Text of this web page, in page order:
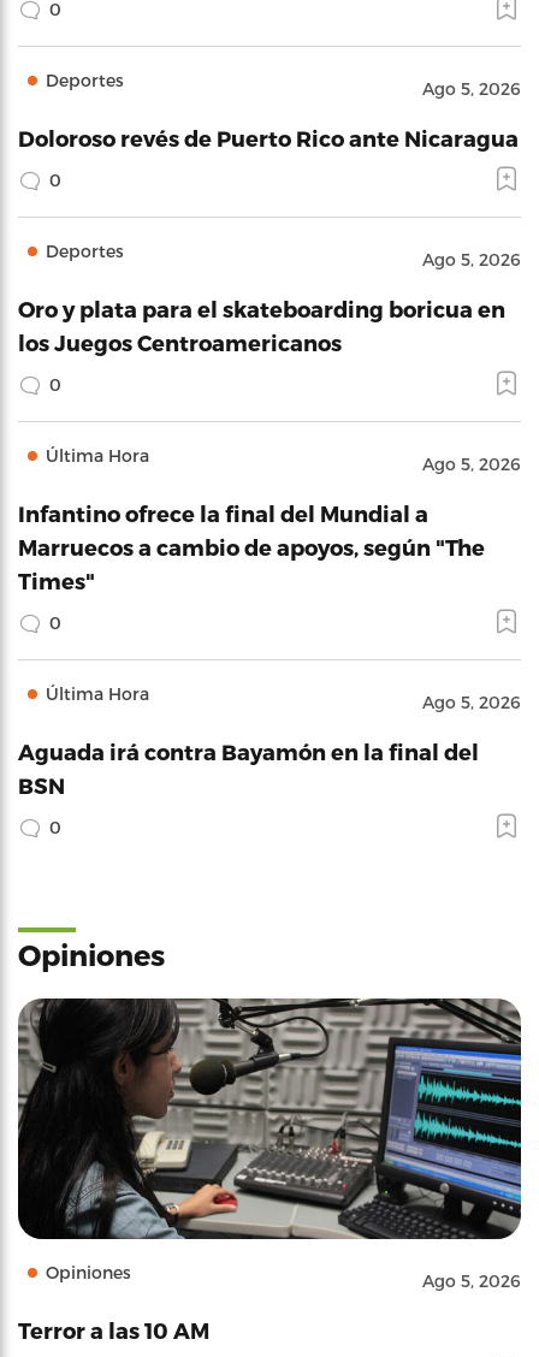
0
Deportes Ago 5, 2026
Doloroso revés de Puerto Rico ante Nicaragua
0
Deportes Ago 5, 2026
Oro y plata para el skateboarding boricua en
los Juegos Centroamericanos
0
Última Hora Ago 5, 2026
Infantino ofrece la final del Mundial a
Marruecos a cambio de apoyos, según "The
Times"
0
Última Hora Ago 5, 2026
Aguada irá contra Bayamón en la final del
BSN
0
Opiniones
Opiniones Ago 5, 2026
Terror a las 10 AM